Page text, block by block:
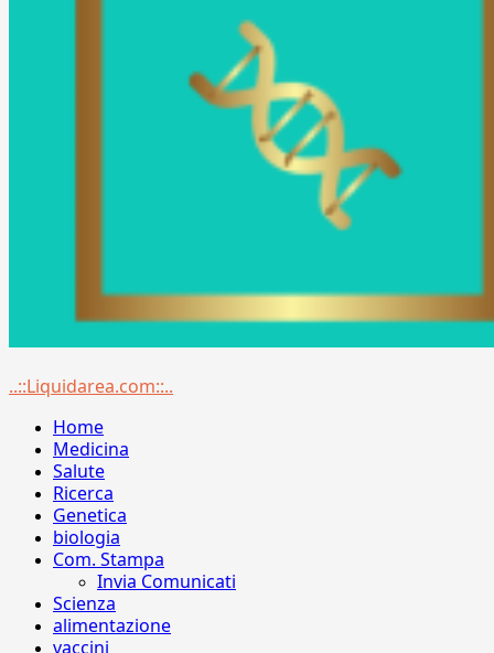
Menu
..::Liquidarea.com::..
Home
Medicina
Salute
Ricerca
Genetica
biologia
Com. Stampa
Invia Comunicati
Scienza
alimentazione
vaccini